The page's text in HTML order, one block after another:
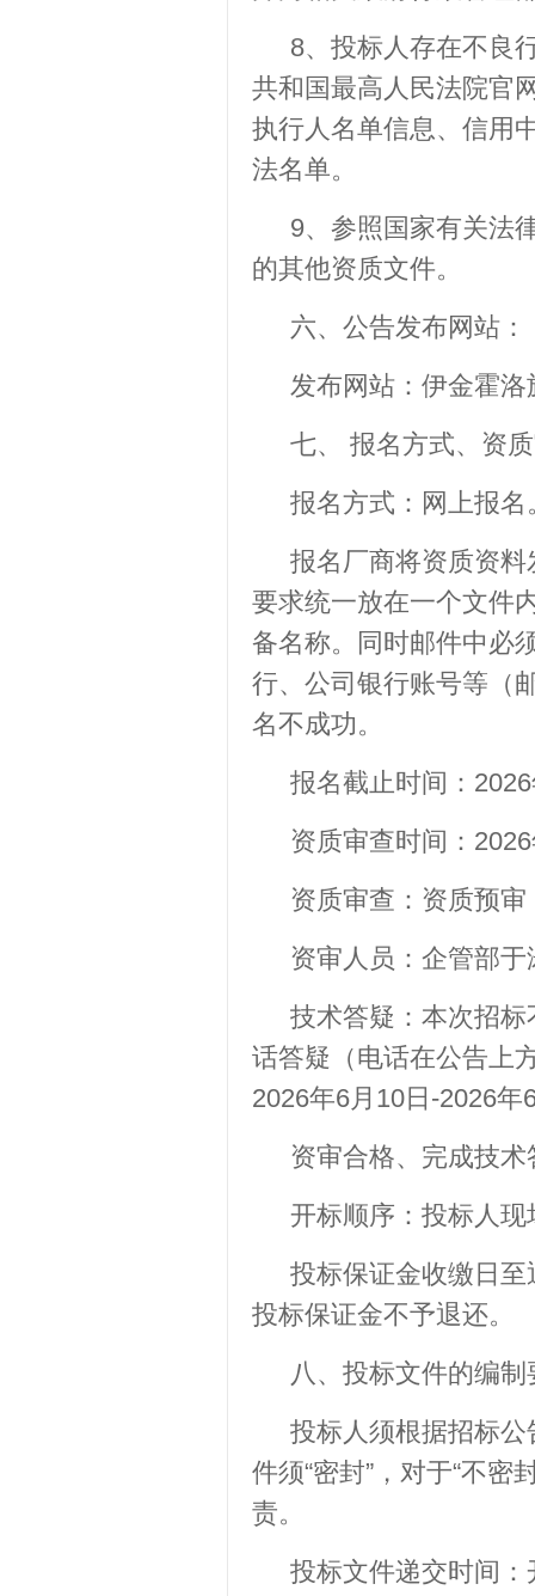
8、投标人存在不良
共和国最高人民法院官
执行人名单信息、信用
法名单。
9、参照国家有关法
的其他资质文件。
六、公告发布网站：
发布网站：伊金霍
七、 报名方式、资
报名方式：网上报名
报名厂商将资质资
要求统一放在一个文件
备名称。同时邮件中必
行、公司银行账号等（
名不成功。
报名截止时间：
资质审查时间：
资质审查：资质预
资审人员：企管部于
技术答疑：本次招
话答疑（电话在公告上
2026年6月10日-2026
资审合格、完成技
开标顺序：投标人
投标保证金收缴日
投标保证金不予退还。
八、投标文件的编制
投标人须根据招标
件须“密封”，对于“不
责。
投标文件递交时间